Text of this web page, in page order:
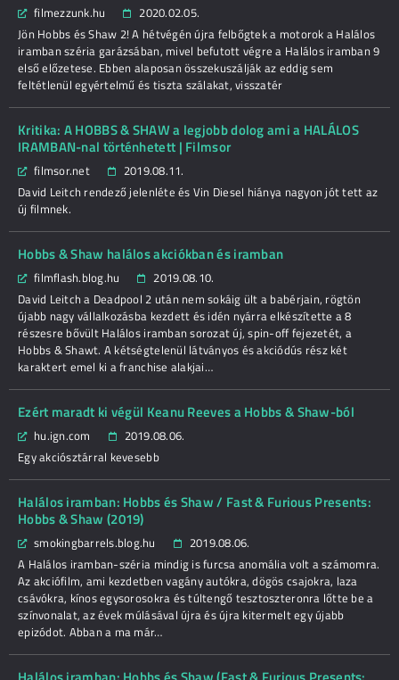
filmezzunk.hu
2020.02.05.
Jön Hobbs és Shaw 2! A hétvégén újra felbőgtek a motorok a Halálos
iramban széria garázsában, mivel befutott végre a Halálos iramban 9
első előzetese. Ebben alaposan összekuszálják az eddig sem
feltétlenül egyértelmű és tiszta szálakat, visszatér
Kritika: A HOBBS & SHAW a legjobb dolog ami a HALÁLOS
IRAMBAN-nal történhetett | Filmsor
filmsor.net
2019.08.11.
David Leitch rendező jelenléte és Vin Diesel hiánya nagyon jót tett az
új filmnek.
Hobbs & Shaw halálos akciókban és iramban
filmflash.blog.hu
2019.08.10.
David Leitch a Deadpool 2 után nem sokáig ült a babérjain, rögtön
újabb nagy vállalkozásba kezdett és idén nyárra elkészítette a 8
részesre bővült Halálos iramban sorozat új, spin-off fejezetét, a
Hobbs & Shawt. A kétségtelenül látványos és akciódús rész két
karaktert emel ki a franchise alakjai…
Ezért maradt ki végül Keanu Reeves a Hobbs & Shaw-ból
hu.ign.com
2019.08.06.
Egy akciósztárral kevesebb
Halálos iramban: Hobbs és Shaw / Fast & Furious Presents:
Hobbs & Shaw (2019)
smokingbarrels.blog.hu
2019.08.06.
A Halálos iramban-széria mindig is furcsa anomália volt a számomra.
Az akciófilm, ami kezdetben vagány autókra, dögös csajokra, laza
csávókra, kínos egysorosokra és túltengő tesztoszteronra lőtte be a
színvonalat, az évek múlásával újra és újra kitermelt egy újabb
epizódot. Abban a ma már…